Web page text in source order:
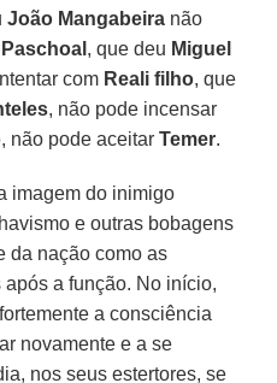
João Mangabeira não
, que deu Miguel
com Reali filho, que
, não pode incensar
, não pode aceitarTemer.
imagem do inimigo
e outras bobagens
da nação como as
a função. No início,
a consciência
novamente e a se
nos seus estertores, se